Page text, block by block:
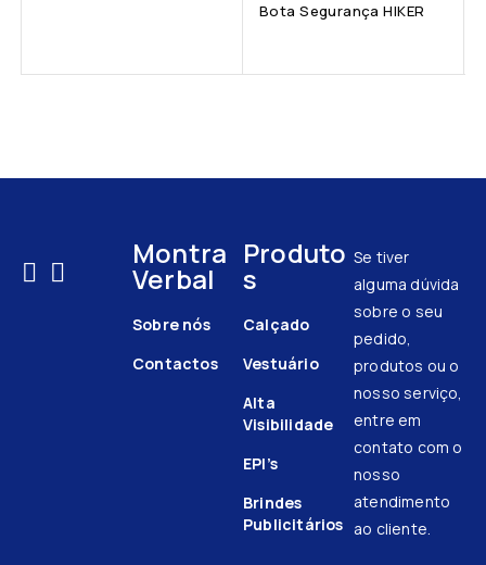
Bota Segurança HIKER
Montra
Verbal
Sobre nós
Contactos
Produto
s
Calçado
Vestuário
Alta
Visibilidade
EPI’s
Brindes
Publicitários
Se tiver
alguma dúvida
sobre o seu
pedido,
produtos ou o
nosso serviço,
entre em
contato com o
nosso
atendimento
ao cliente.